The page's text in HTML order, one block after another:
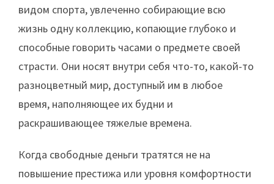
видом спорта, увлеченно собирающие всю
жизнь одну коллекцию, копающие глубоко и
способные говорить часами о предмете своей
страсти. Они носят внутри себя что-то, какой-то
разноцветный мир, доступный им в любое
время, наполняющее их будни и
раскрашивающее тяжелые времена.
Когда свободные деньги тратятся не на
повышение престижа или уровня комфортности